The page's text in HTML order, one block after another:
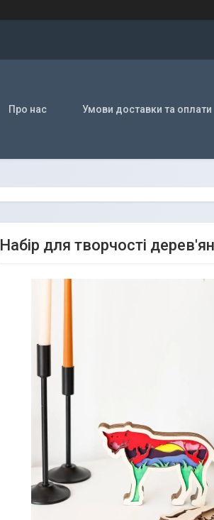
Про нас Умови доставки та оплати
Набір для творчості